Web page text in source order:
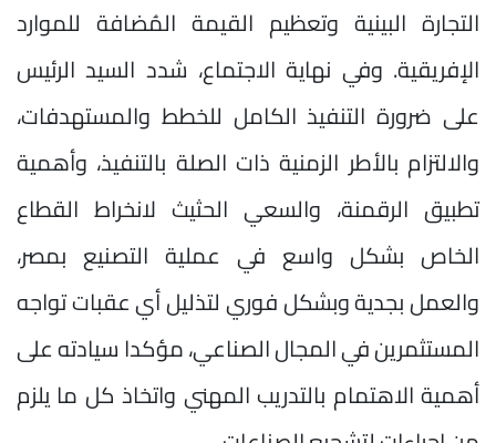
التجارة البينية وتعظيم القيمة المُضافة للموارد
الإفريقية. وفي نهاية الاجتماع، شدد السيد الرئيس
على ضرورة التنفيذ الكامل للخطط والمستهدفات،
والالتزام بالأطر الزمنية ذات الصلة بالتنفيذ، وأهمية
تطبيق الرقمنة، والسعي الحثيث لانخراط القطاع
الخاص بشكل واسع في عملية التصنيع بمصر،
والعمل بجدية وبشكل فوري لتذليل أي عقبات تواجه
المستثمرين في المجال الصناعي، مؤكدا سيادته على
أهمية الاهتمام بالتدريب المهني واتخاذ كل ما يلزم